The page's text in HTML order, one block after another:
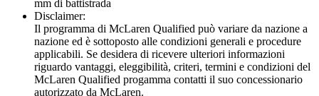
mm di battistrada
Disclaimer:
Il programma di McLaren Qualified può variare da nazione a
nazione ed è sottoposto alle condizioni generali e procedure
applicabili. Se desidera di ricevere ulteriori informazioni
riguardo vantaggi, eleggibilità, criteri, termini e condizioni del
McLaren Qualified progamma contatti il suo concessionario
autorizzato da McLaren.